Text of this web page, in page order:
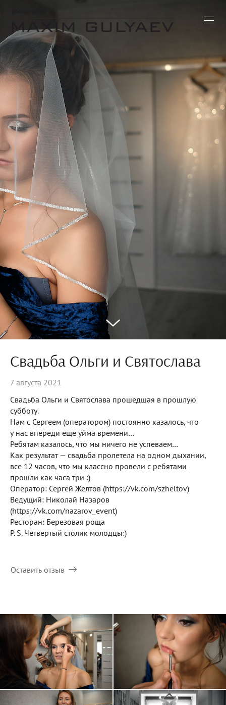
Свадьба Ольги и Святослава
7 августа 2021
Свадьба Ольги и Святослава прошедшая в прошлую
субботу.
Нам с Сергеем (оператором) постоянно казалось, что
у нас впереди еще уйма времени…
Ребятам казалось, что мы ничего не успеваем…
Как результат — свадьба пролетела на одном дыхании,
все 12 часов, что мы классно провели с ребятами
прошли как часа три :)
Оператор: Сергей Желтов (https://vk.com/szheltov)
Ведущий: Николай Назаров
(https://vk.com/nazarov_event)
Ресторан: Березовая роща
P. S. Четвертый столик молодцы:)
Оставить отзыв